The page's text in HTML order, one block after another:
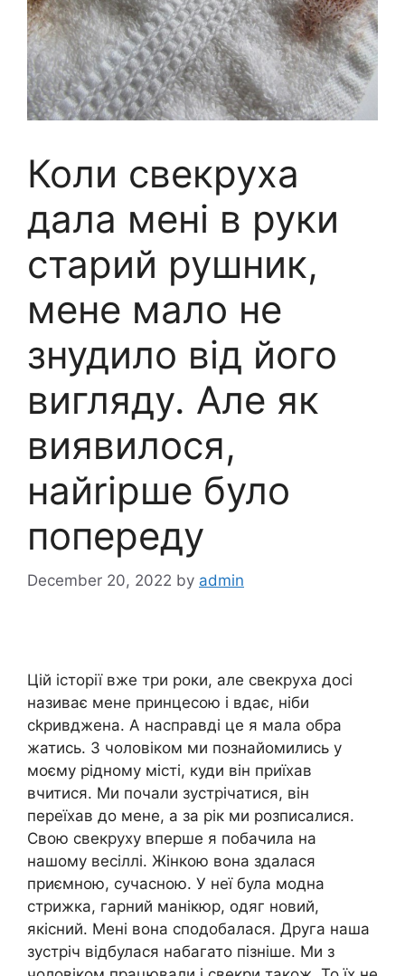
Коли свекруха
дала мені в руки
старий рушник,
мене мало не
знудило від його
вигляду. Але як
виявилося,
найrірше було
попереду
December 20, 2022 by admin
Цій історії вже три роки, але свекруха досі
називає мене принцесою і вдає, ніби
сkривджена. А насправді це я мала обра
жатись. З чоловіком ми познайомились у
моєму рідному місті, куди він приїхав
вчитися. Ми почали зустрічатися, він
переїхав до мене, а за рік ми розписалися.
Свою свекруху вперше я побачила на
нашому весіллі. Жінкою вона здалася
приємною, сучасною. У неї була модна
стрижка, гарний манікюр, одяг новий,
якісний. Мені вона сподобалася. Друга наша
зустріч відбулася набагато пізніше. Ми з